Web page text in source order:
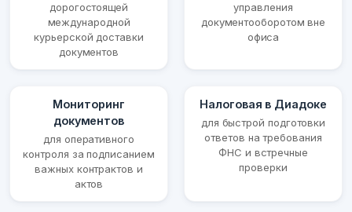
дорогостоящей
международной
курьерской доставки
документов
управления
документооборотом вне
офиса
Мониторинг
документов
для оперативного
контроля за подписанием
важных контрактов и
актов
Налоговая в Диадоке
для быстрой подготовки
ответов на требования
ФНС и встречные
проверки